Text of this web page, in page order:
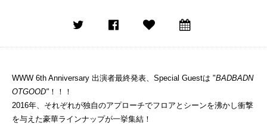
WWW 6th Anniversary 出演者最終発表、Special Guestは "BADBADN
OTGOOD" ！！！
2016年、それぞれが独自のアプローチでフロアとシーンを沸かし衝撃
を与えた豪華ラインナップが一挙集結！